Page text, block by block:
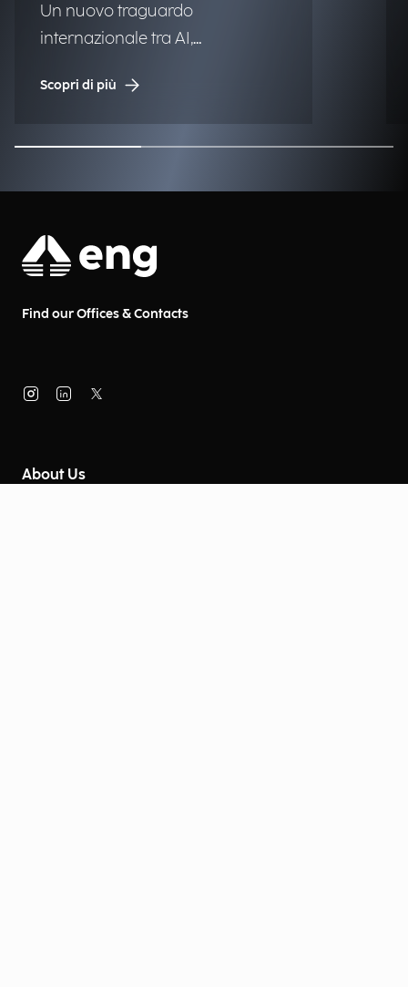
Un nuovo traguardo
internazionale tra AI,
Scopri di più
Find our Offices & Contacts
About Us